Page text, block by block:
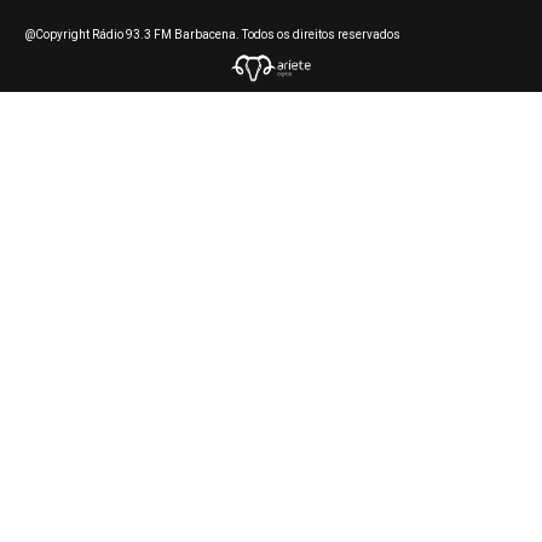
@Copyright Rádio 93.3 FM Barbacena. Todos os direitos reservados